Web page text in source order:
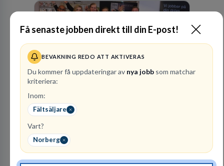
Få senaste jobben direkt till din E-post!
BEVAKNING REDO ATT AKTIVERAS
Du kommer få uppdateringar av nya jobb som matchar
kriteriera:
Inom:
Fältsäljare
Vart?
Norberg
1
SOVA finns idag på 22 platser runtom i landet.
Att arbeta på SOVA är att vara en del av ett
lag. Vi har ett gemensamt ansvar för att skapa